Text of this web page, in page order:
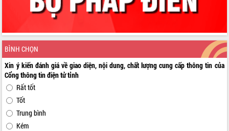
BÌNH CHỌN
Xin ý kiến đánh giá về giao diện, nội dung, chất lượng cung cấp thông tin của
Cổng thông tin điện tử tỉnh
Rất tốt
Tốt
Trung bình
Kém